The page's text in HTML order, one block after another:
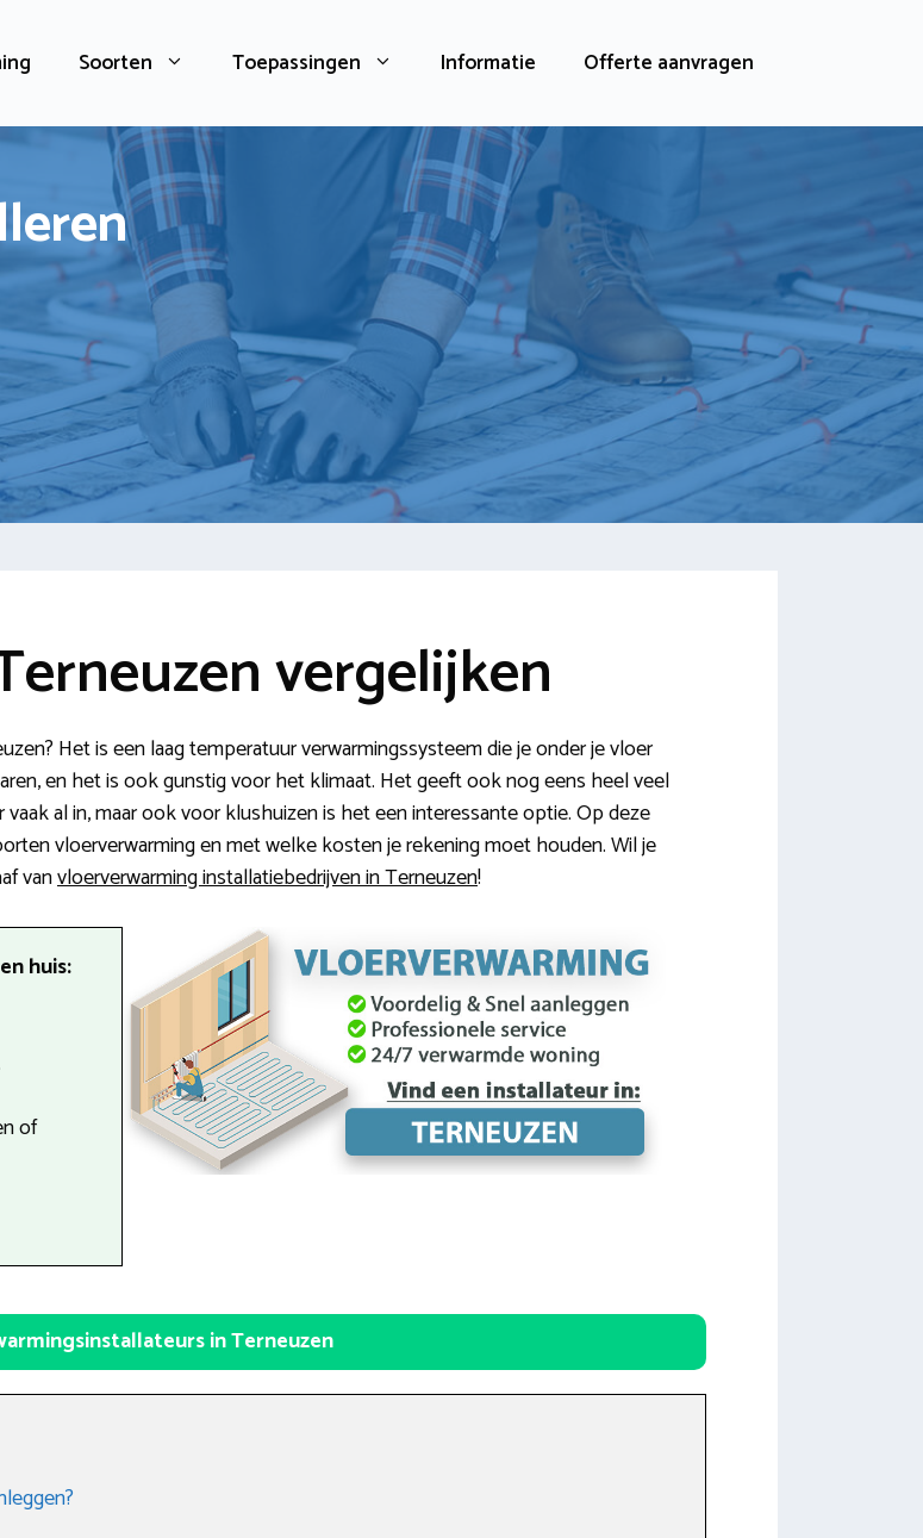
Soorten Toepassingen Informatie Offerte aanvragen
vergelijken
Het is een laag temperatuur verwarmingssysteem die je onder je vloer
en het is ook gunstig voor het klimaat. Het geeft ook nog eens heel veel
al in, maar ook voor klushuizen is het een interessante optie. Op deze
vloerverwarming en met welke kosten je rekening moet houden. Wil je
vanvloerverwarming installatiebedrijven in Terneuzen!
huis:
of
in Terneuzen